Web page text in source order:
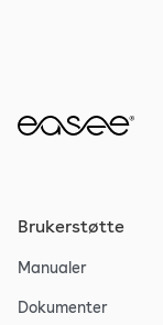
Brukerstøtte
Manualer
Dokumenter